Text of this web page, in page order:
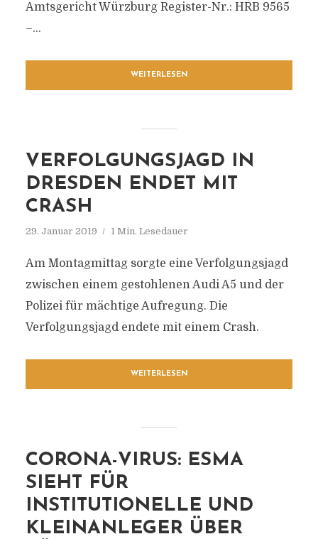
Amtsgericht Würzburg Register-Nr.: HRB 9565
–...
WEITERLESEN
VERFOLGUNGSJAGD IN
DRESDEN ENDET MIT
CRASH
29. Januar 2019 1 Min. Lesedauer
Am Montagmittag sorgte eine Verfolgungsjagd
zwischen einem gestohlenen Audi A5 und der
Polizei für mächtige Aufregung. Die
Verfolgungsjagd endete mit einem Crash.
WEITERLESEN
CORONA-VIRUS: ESMA
SIEHT FÜR
INSTITUTIONELLE UND
KLEINANLEGER ÜBER